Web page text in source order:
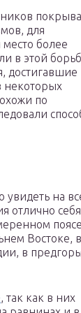
для
более
в этой
достигавшие
некоторых
по
на
отлично себя
Востоке,
в
, так как в них